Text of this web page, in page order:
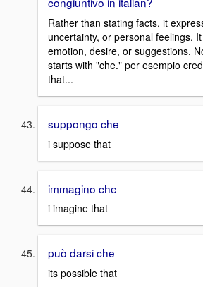
Rather than stating facts, it
uncertainty, or personal feelings.
emotion, desire, or suggestions.
starts with "che." per esempio
that...
suppongo che
i suppose that
immagino che
i imagine that
può darsi che
its possible that